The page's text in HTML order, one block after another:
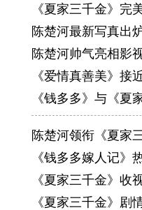
《夏家三千金》完
陈楚河最新写真出
陈楚河帅气亮相影
《爱情真善美》接
《钱多多》与《夏
陈楚河领衔《夏家
《钱多多嫁人记》
《夏家三千金》收
《夏家三千金》剧